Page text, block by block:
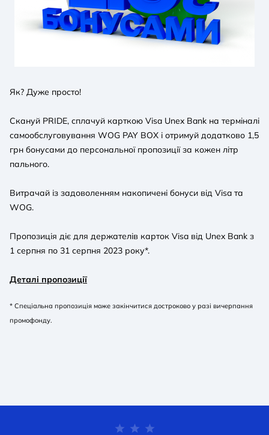
Як? Дуже просто!
Скануй PRIDE, сплачуй карткою Visa Unex Bank на терміналі
самообслуговування WOG PAY BOX і отримуй додатково 1,5
грн бонусами до персональної пропозиції за кожен літр
пального.
Витрачай із задоволенням накопичені бонуси від Visa та
WOG.
Пропозиція діє для держателів карток Visa від Unex Bank з
1 серпня по 31 серпня 2023 року*.
Деталі пропозиції
* Спеціальна пропозиція може закінчитися достроково у разі вичерпання
промофонду.